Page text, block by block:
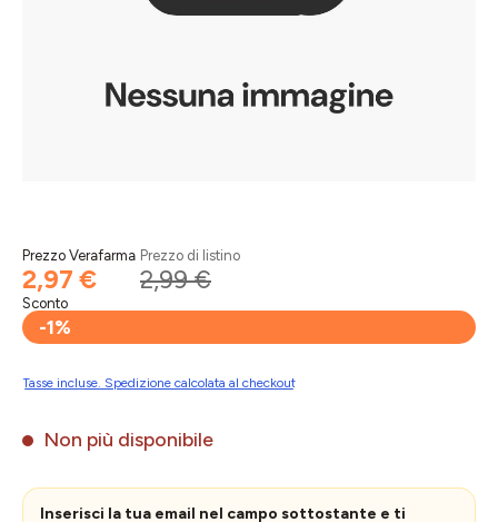
Prezzo Verafarma
2,97 €
Prezzo di listino
2,99 €
Sconto
-1%
Tasse incluse. Spedizione calcolata al checkout
Non più disponibile
Inserisci la tua email nel campo sottostante e ti